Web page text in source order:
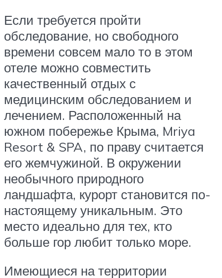
Если требуется пройти
обследование, но свободного
времени совсем мало то в этом
отеле можно совместить
качественный отдых с
медицинским обследованием и
лечением. Расположенный на
южном побережье Крыма, Mriya
Resort & SPA, по праву считается
его жемчужиной. В окружении
необычного природного
ландшафта, курорт становится по-
настоящему уникальным. Это
место идеально для тех, кто
больше гор любит только море.
Имеющиеся на территории